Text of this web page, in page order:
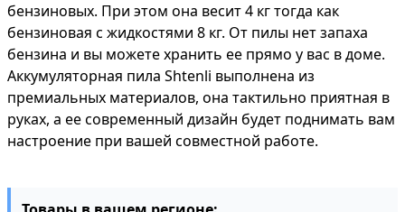
бензиновых. При этом она весит 4 кг тогда как
бензиновая с жидкостями 8 кг. От пилы нет запаха
бензина и вы можете хранить ее прямо у вас в доме.
Аккумуляторная пила Shtenli выполнена из
премиальных материалов, она тактильно приятная в
руках, а ее современный дизайн будет поднимать вам
настроение при вашей совместной работе.